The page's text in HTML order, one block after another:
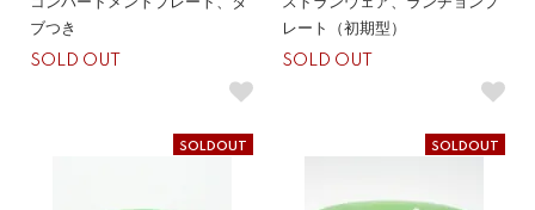
ブつき
SOLD OUT
レート（初期型）
SOLD OUT
SOLDOUT SOLDOUT